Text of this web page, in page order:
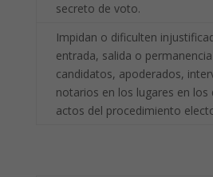
secreto de voto.
Impidan o dificulten
entrada, salida o
candidatos, apoderados,
notarios en los lugares en los
actos del procedimiento